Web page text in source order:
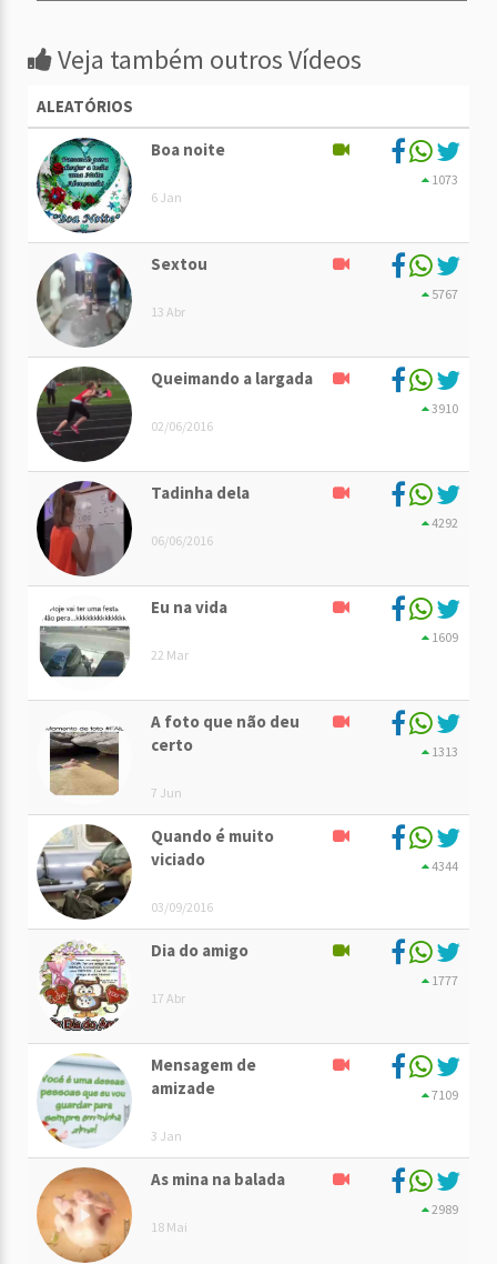
Veja também outros Vídeos
ALEATÓRIOS
Boa noite
6 Jan
1073
Sextou
13 Abr
5767
Queimando a largada
02/06/2016
3910
Tadinha dela
06/06/2016
4292
Eu na vida
22 Mar
1609
A foto que não deu
certo
7 Jun
1313
Quando é muito
viciado
03/09/2016
4344
Dia do amigo
17 Abr
1777
Mensagem de
amizade
3 Jan
7109
As mina na balada
18 Mai
2989